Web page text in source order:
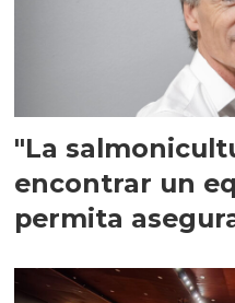
"La
encontrar un
permita